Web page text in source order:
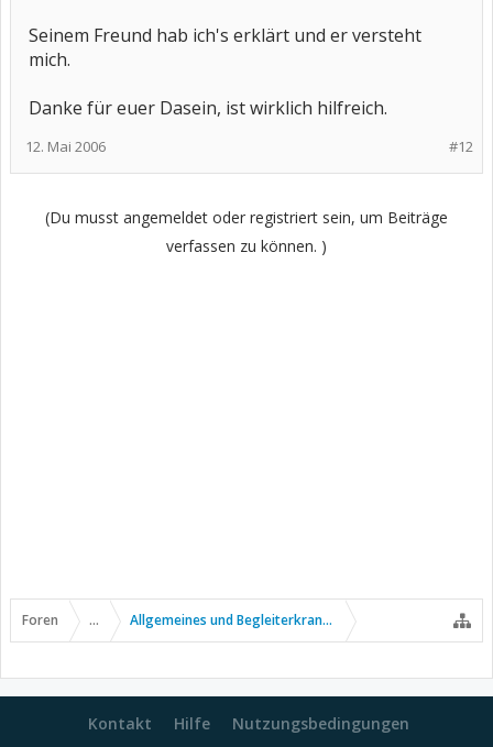
Seinem Freund hab ich's erklärt und er versteht
mich.
Danke für euer Dasein, ist wirklich hilfreich.
#12
12. Mai 2006
(Du musst angemeldet oder registriert sein, um Beiträge
verfassen zu können. )
Foren ... Allgemeines und Begleiterkrankungen
Kontakt Hilfe Nutzungsbedingungen